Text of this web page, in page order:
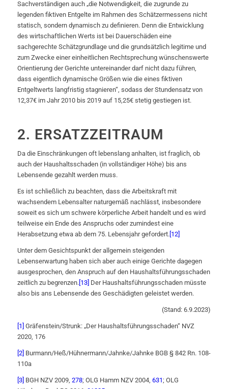
Sachverständigen auch „die Notwendigkeit, die zugrunde zu
legenden fiktiven Entgelte im Rahmen des Schätzermessens nicht
statisch, sondern dynamisch zu definieren. Denn die Entwicklung
des wirtschaftlichen Werts ist bei Dauerschäden eine
sachgerechte Schätzgrundlage und die grundsätzlich legitime und
zum Zwecke einer einheitlichen Rechtsprechung wünschenswerte
Orientierung der Gerichte untereinander darf nicht dazu führen,
dass eigentlich dynamische Größen wie die eines fiktiven
Entgeltwerts langfristig stagnieren“, sodass der Stundensatz von
12,37€ im Jahr 2010 bis 2019 auf 15,25€ stetig gestiegen ist.
2. ERSATZZEITRAUM
Da die Einschränkungen oft lebenslang anhalten, ist fraglich, ob
auch der Haushaltsschaden (in vollständiger Höhe) bis ans
Lebensende gezahlt werden muss.
Es ist schließlich zu beachten, dass die Arbeitskraft mit
wachsendem Lebensalter naturgemäß nachlässt, insbesondere
soweit es sich um schwere körperliche Arbeit handelt und es wird
teilweise ein Ende des Anspruchs oder zumindest eine
Herabsetzung etwa ab dem 75. Lebensjahr gefordert.[12]
Unter dem Gesichtspunkt der allgemein steigenden
Lebenserwartung haben sich aber auch einige Gerichte dagegen
ausgesprochen, den Anspruch auf den Haushaltsführungsschaden
zeitlich zu begrenzen.[13] Der Haushaltsführungsschaden müsste
also bis ans Lebensende des Geschädigten geleistet werden.
(Stand: 6.9.2023)
[1] Gräfenstein/Strunk: „Der Haushaltsführungsschaden“ NVZ
2020, 176
[2] Burmann/Heß/Hühnermann/Jahnke/Jahnke BGB § 842 Rn. 108-
110a
[3] BGH NZV 2009, 278; OLG Hamm NZV 2004, 631; OLG